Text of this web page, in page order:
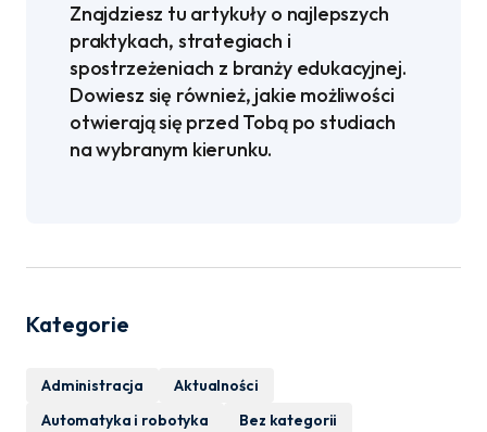
Znajdziesz tu artykuły o najlepszych
praktykach, strategiach i
spostrzeżeniach z branży edukacyjnej.
Dowiesz się również, jakie możliwości
otwierają się przed Tobą po studiach
na wybranym kierunku.
Kategorie
Administracja
Aktualności
Automatyka i robotyka
Bez kategorii